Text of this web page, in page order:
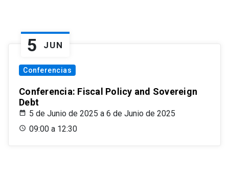
5 JUN
Conferencias
Conferencia: Fiscal Policy and Sovereign
Debt
5 de Junio de 2025 a 6 de Junio de 2025
09:00 a 12:30